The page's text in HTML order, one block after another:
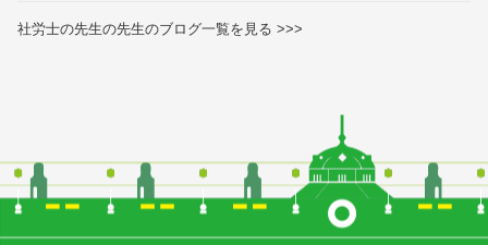
社労士の先生の先生のブログ一覧を見る >>>